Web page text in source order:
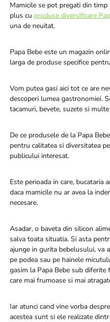
Mamicile se pot pregati din
plus cu produse diversificare
una de neuitat.
Papa Bebe este un magazin
larga de produse specifice
Vom putea gasi aici tot ce are
descoperi lumea gastronomiei.
tacamuri, bevete, suzete si
De ce produsele de la Papa
pentru calitatea si diversitatea
publicului interesat.
Este perioada in care, bucataria
daca mamicile nu ar avea la
necesare.
Asadar, o baveta din silicon
salva toata situatia. Si asta
ajunge in gurita bebelusului, va
pe podea sau pe hainele
gasim la Papa Bebe sub diferite
care mai frumoase si mai
Iar atunci cand vine vorba
acestea sunt si ele realizate